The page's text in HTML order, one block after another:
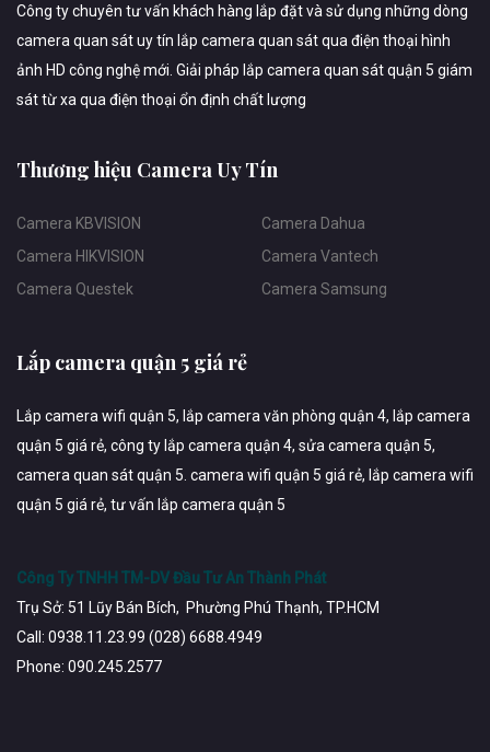
Công ty chuyên tư vấn khách hàng lắp đặt và sử dụng những dòng
camera quan sát uy tín lắp camera quan sát qua điện thoại hình
ảnh HD công nghệ mới. Giải pháp lắp camera quan sát quận 5 giám
sát từ xa qua điện thoại ổn định chất lượng
Thương hiệu Camera Uy Tín
Camera KBVISION
Camera HIKVISION
Camera Questek
Camera Dahua
Camera Vantech
Camera Samsung
Lắp camera quận 5 giá rẻ
Lắp camera wifi quận 5, lắp camera văn phòng quận 4, lắp camera
quận 5 giá rẻ, công ty lắp camera quận 4, sửa camera quận 5,
camera quan sát quận 5. camera wifi quận 5 giá rẻ, lắp camera wifi
quận 5 giá rẻ, tư vấn lắp camera quận 5
Công Ty TNHH TM-DV Đầu Tư An Thành Phát
Trụ Sở: 51 Lũy Bán Bích, Phường Phú Thạnh, TP.HCM
Call: 0938.11.23.99 (028) 6688.4949
Phone: 090.245.2577